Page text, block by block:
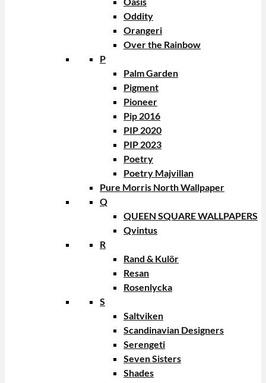
Oddity
Orangeri
Over the Rainbow
P
Palm Garden
Pigment
Pioneer
Pip 2016
PIP 2020
PIP 2023
Poetry
Poetry Majvillan
Pure Morris North Wallpaper
Q
QUEEN SQUARE WALLPAPERS
Qvintus
R
Rand & Kulör
Resan
Rosenlycka
S
Saltviken
Scandinavian Designers
Serengeti
Seven Sisters
Shades